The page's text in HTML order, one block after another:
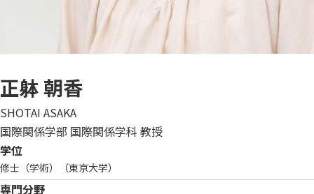
正躰 朝香
SHOTAI ASAKA
国際関係学部 国際関係学科 教授
学位
修士（学術）（東京大学）
専門分野